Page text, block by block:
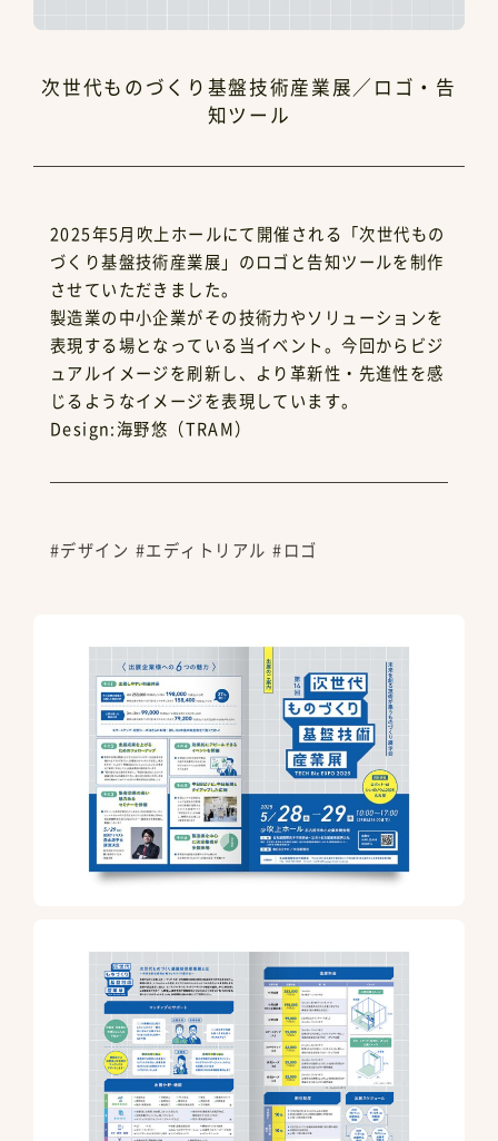
次世代ものづくり基盤技術産業展／ロゴ・告
知ツール
2025年5月吹上ホールにて開催される「次世代もの
づくり基盤技術産業展」のロゴと告知ツールを制作
させていただきました。
製造業の中小企業がその技術力やソリューションを
表現する場となっている当イベント。今回からビジ
ュアルイメージを刷新し、より革新性・先進性を感
じるようなイメージを表現しています。
Design:海野悠（TRAM）
#デザイン #エディトリアル #ロゴ